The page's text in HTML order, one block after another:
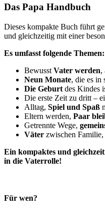
Das Papa Handbuch
Dieses kompakte Buch führt
und gleichzeitig mit einer
Es umfasst folgende Themen:
Bewusst Vater werden,
Neun Monate, die es in
Die Geburt des Kindes
Die erste Zeit zu dritt –
Alltag, Spiel und Spaß
Eltern werden, Paar
Getrennte Wege,
Väter zwischen
Ein kompaktes und
in die Vaterrolle!
Für wen?